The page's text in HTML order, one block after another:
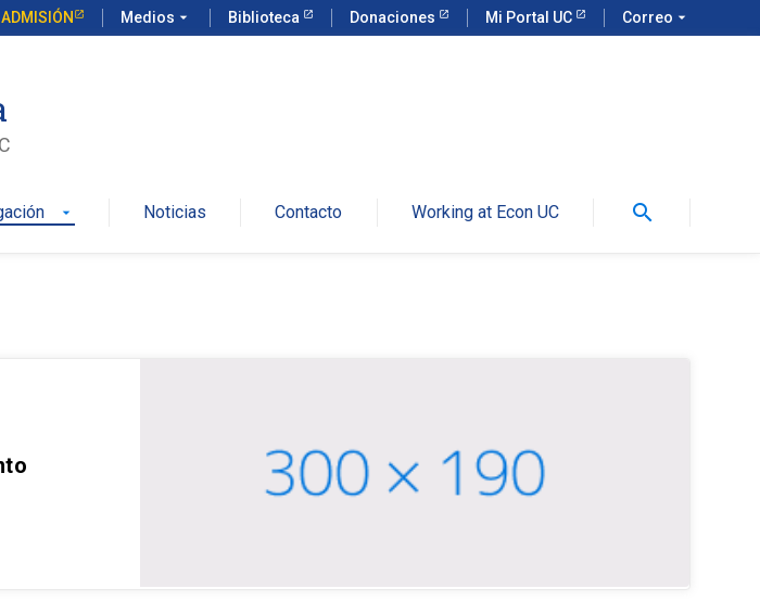
ADMISIÓN Medios arrow_drop_down Biblioteca Donaciones Mi Portal UC Correo arrow_drop_down
arrow_drop_down Noticias Contacto Working at Econ UC search